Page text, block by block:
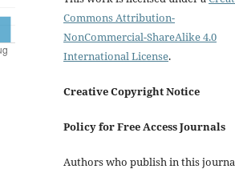
Commons Attribution-
NonCommercial-ShareAlike 4.0
International License.
Creative Copyright Notice
Policy for Free Access Journals
Authors who publish in this